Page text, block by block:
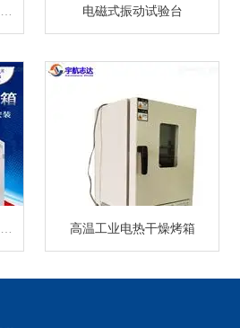
电磁式振动试验台
高温工业电热干燥烤箱